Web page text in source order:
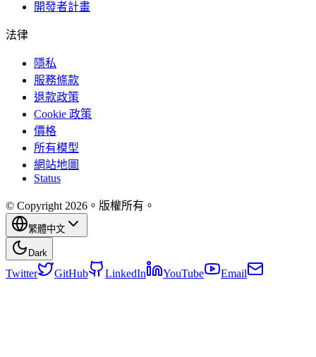
開發者計畫
法律
隱私
服務條款
退款政策
Cookie 政策
價格
所有模型
網站地圖
Status
© Copyright 2026。版權所有。
繁體中文
Dark
Twitter GitHub LinkedIn YouTube Email